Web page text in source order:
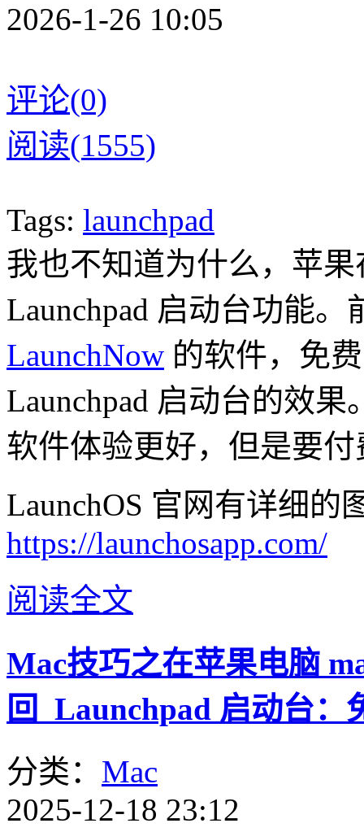
2026-1-26 10:05
评论(0)
阅读(1555)
Tags: launchpad
我也不知道为什么，苹果
Launchpad 启动台功能
LaunchNow 的软件，免
Launchpad 启动台的效
软件体验更好，但是要
LaunchOS 官网有详细的
https://launchosapp.com/
阅读全文
Mac技巧之在苹果电脑
回 Launchpad 启动台：
分类： Mac
2025-12-18 23:12